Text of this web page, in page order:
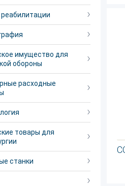
имущество для
обороны
расходные
товары для
станки